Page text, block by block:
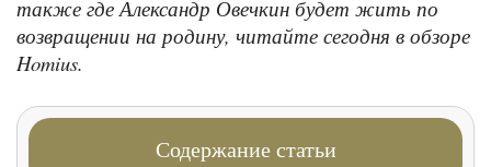
также где Александр Овечкин будет жить по
возвращении на родину, читайте сегодня в обзоре
Homius.
Содержание статьи